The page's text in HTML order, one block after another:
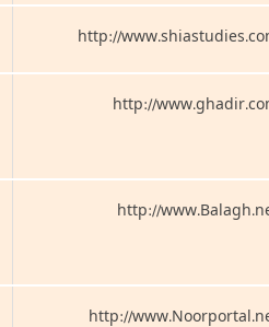
پایگاه شیعه شناسی
پایگاه اطلاع رسانی غدیر
بلاغ (معاونت فرهنگی تبلیغی دفترتبلیغات
بخش معارف نور پرتال